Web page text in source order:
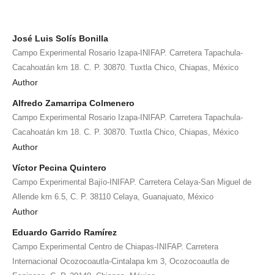
José Luis Solís Bonilla
Campo Experimental Rosario Izapa-INIFAP. Carretera Tapachula-
Cacahoatán km 18. C. P. 30870. Tuxtla Chico, Chiapas, México
Author
Alfredo Zamarripa Colmenero
Campo Experimental Rosario Izapa-INIFAP. Carretera Tapachula-
Cacahoatán km 18. C. P. 30870. Tuxtla Chico, Chiapas, México
Author
Víctor Pecina Quintero
Campo Experimental Bajío-INIFAP. Carretera Celaya-San Miguel de
Allende km 6.5, C. P. 38110 Celaya, Guanajuato, México
Author
Eduardo Garrido Ramírez
Campo Experimental Centro de Chiapas-INIFAP. Carretera
Internacional Ocozocoautla-Cintalapa km 3, Ocozocoautla de